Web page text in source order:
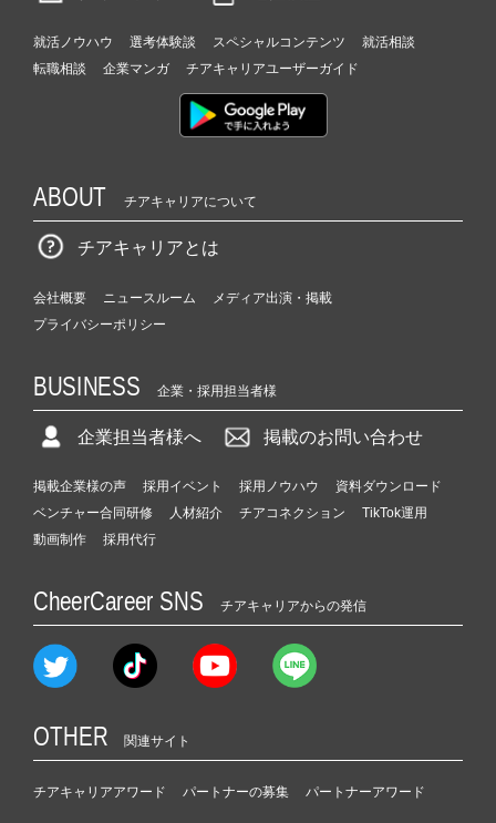
就活ノウハウ 選考体験談 スペシャルコンテンツ
就活相談
転職相談
企業マンガ チアキャリアユーザーガイド
ABOUT チアキャリアについて
チアキャリアとは
会社概要 ニュースルーム
メディア出演・掲載
プライバシーポリシー
BUSINESS 企業・採用担当者様
企業担当者様へ 掲載のお問い合わせ
掲載企業様の声 採用イベント 採用ノウハウ
資料ダウンロード
ベンチャー合同研修
人材紹介 チアコネクション
TikTok運用
動画制作
採用代行
CheerCareer SNS チアキャリアからの発信
OTHER 関連サイト
チアキャリアアワード パートナーの募集 パートナーアワード